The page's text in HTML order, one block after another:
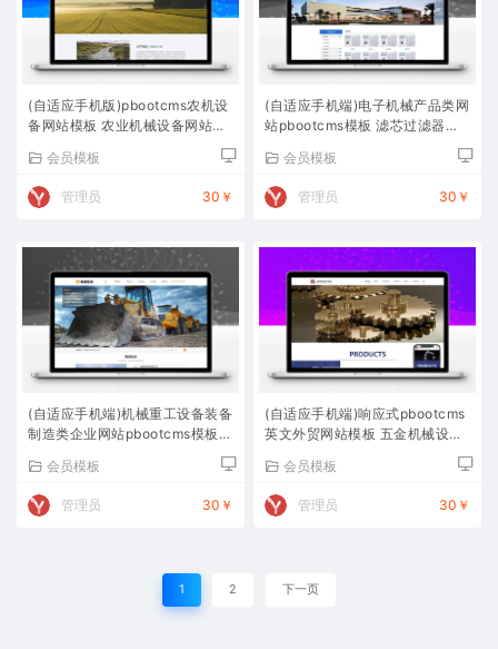
(自适应手机版)pbootcms农机设
备网站模板 农业机械设备网站源
会员模板
管理员 30￥
(自适应手机端)电子机械产品类网
站pbootcms模板 滤芯过滤器网
会员模板
管理员 30￥
(自适应手机端)机械重工设备装备
制造类企业网站pbootcms模板
会员模板
管理员 30￥
(自适应手机端)响应式pbootcms
英文外贸网站模板 五金机械设备
会员模板
管理员 30￥
1 2 下一页